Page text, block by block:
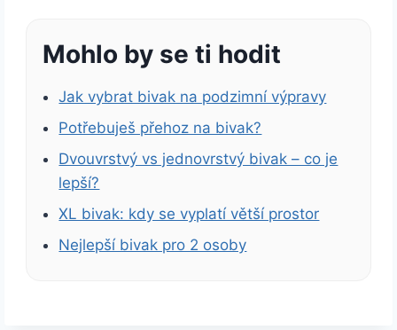
Mohlo by se ti hodit
Jak vybrat bivak na podzimní výpravy
Potřebuješ přehoz na bivak?
Dvouvrstvý vs jednovrstvý bivak – co je
lepší?
XL bivak: kdy se vyplatí větší prostor
Nejlepší bivak pro 2 osoby